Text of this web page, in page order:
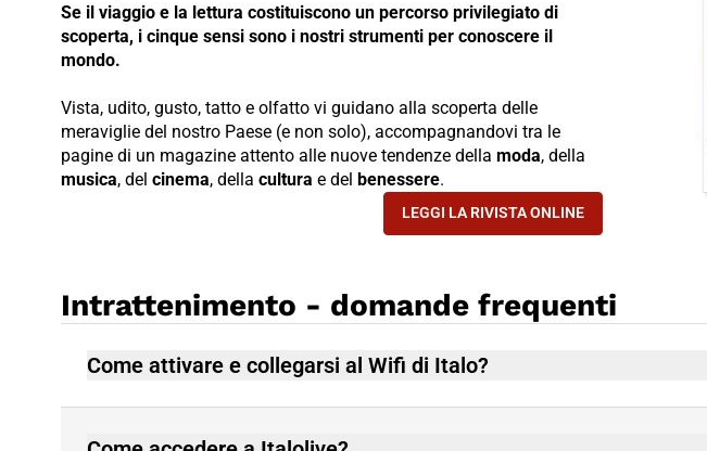
Se il viaggio e la lettura costituiscono un percorso privilegiato di
scoperta, i cinque sensi sono i nostri strumenti per conoscere il
mondo.
Vista, udito, gusto, tatto e olfatto vi guidano alla scoperta delle
meraviglie del nostro Paese (e non solo), accompagnandovi tra le
pagine di un magazine attento alle nuove tendenze della moda, della
musica, del cinema, della cultura e del benessere.
LEGGI LA RIVISTA ONLINE
Intrattenimento - domande frequenti
Come attivare e collegarsi al Wifi di Italo?